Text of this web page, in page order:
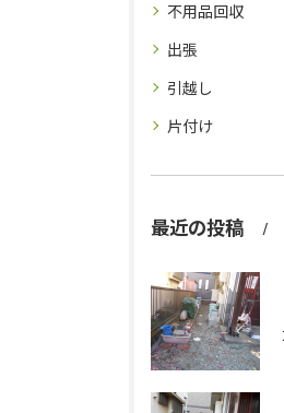
不用品回収
出張
引越し
片付け
最近の投稿